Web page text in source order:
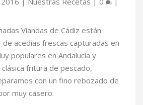
Viandas de Cádiz están
acedías frescas capturadas en
populares en Andalucía y
fritura de pescado,
con un fino rebozado de
muy casero.